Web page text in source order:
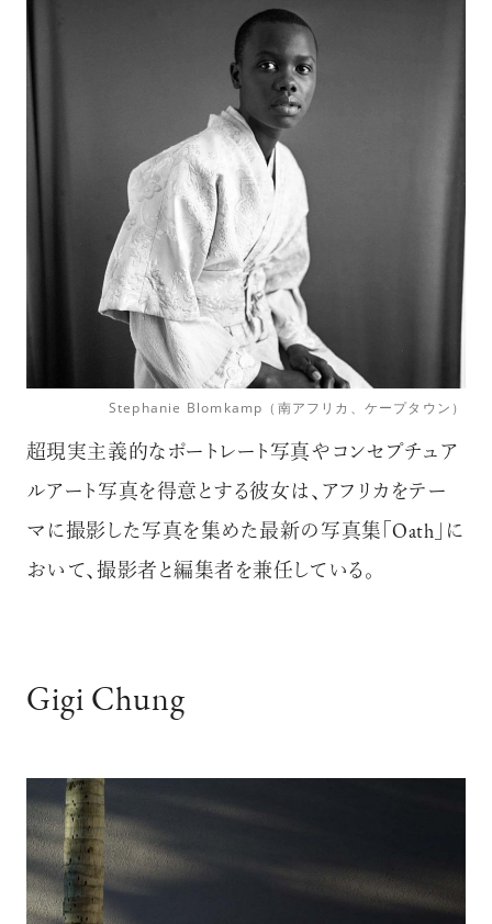
Stephanie Blomkamp（南アフリカ、ケープタウン）
超現実主義的なポートレート写真やコンセプチュア
ルアート写真を得意とする彼女は、アフリカをテー
マに撮影した写真を集めた最新の写真集「Oath」に
おいて、撮影者と編集者を兼任している。
Gigi Chung